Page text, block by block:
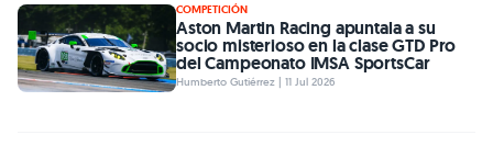
COMPETICIÓN
Aston Martin Racing apuntala a su
socio misterioso en la clase GTD Pro
del Campeonato IMSA SportsCar
Humberto Gutiérrez | 11 Jul 2026